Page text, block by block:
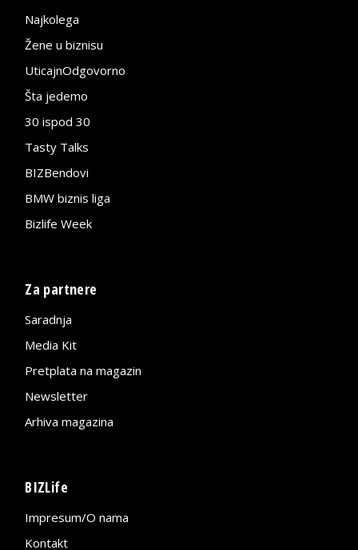
Najkolega
Žene u biznisu
UticajnOdgovorno
Šta jedemo
30 ispod 30
Tasty Talks
BIZBendovi
BMW biznis liga
Bizlife Week
Za partnere
Saradnja
Media Kit
Pretplata na magazin
Newsletter
Arhiva magazina
BIZLife
Impresum/O nama
Kontakt